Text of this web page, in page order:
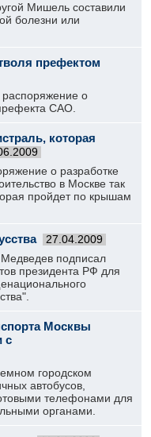
Мишель составили
болезни или
префектом
о
САО.
которая
о разработке
в Москве так
пройдет по крышам
27.04.2009
подписал
президента РФ для
Москвы
с
городском
автобусов,
телефонами для
органами.